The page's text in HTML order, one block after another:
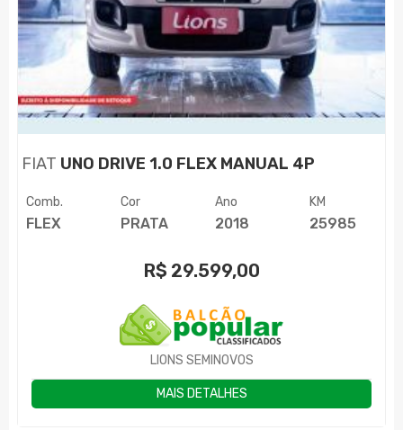
FIAT UNO DRIVE 1.0 FLEX MANUAL 4P
Comb.
FLEX
Cor
PRATA
Ano
2018
KM
25985
R$ 29.599,00
LIONS SEMINOVOS
MAIS DETALHES